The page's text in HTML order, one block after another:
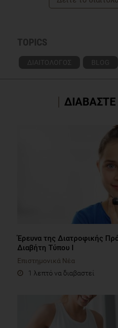
TOPICS
ΔΙΑΙΤΟΛΟΓΟΣ BLOG
Έρευνα της Διατροφικής
Διαβήτη Τύπου Ι
Επιστημονικά Νέα
1 λεπτό να διαβαστεί